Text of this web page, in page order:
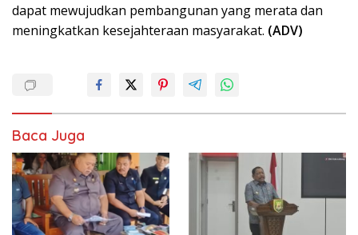
dapat mewujudkan pembangunan yang merata dan
meningkatkan kesejahteraan masyarakat. (ADV)
Baca Juga